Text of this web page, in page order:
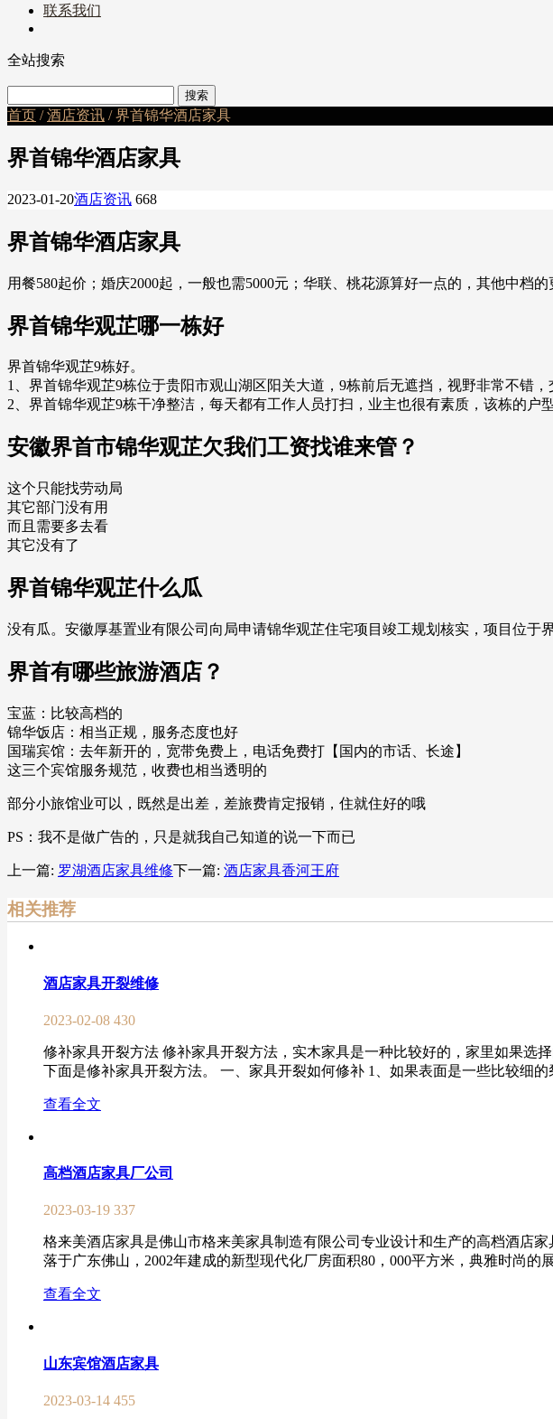
联系我们
全站搜索
首页 /酒店资讯 / 界首锦华酒店家具
界首锦华酒店家具
2023-01-20酒店资讯 668
界首锦华酒店家具
用餐580起价；婚庆2000起，一般也需5000元；华联、桃花源算好一点的，其他中档
界首锦华观芷哪一栋好
界首锦华观芷9栋好。
1、界首锦华观芷9栋位于贵阳市观山湖区阳关大道，9栋前后无遮挡，视野非常不错，
2、界首锦华观芷9栋干净整洁，每天都有工作人员打扫，业主也很有素质，该栋的户
安徽界首市锦华观芷欠我们工资找谁来管？
这个只能找劳动局
其它部门没有用
而且需要多去看
其它没有了
界首锦华观芷什么瓜
没有瓜。安徽厚基置业有限公司向局申请锦华观芷住宅项目竣工规划核实，项目位于
界首有哪些旅游酒店？
宝蓝：比较高档的
锦华饭店：相当正规，服务态度也好
国瑞宾馆：去年新开的，宽带免费上，电话免费打【国内的市话、长途】
这三个宾馆服务规范，收费也相当透明的
部分小旅馆业可以，既然是出差，差旅费肯定报销，住就住好的哦
PS：我不是做广告的，只是就我自己知道的说一下而已
上一篇: 罗湖酒店家具维修下一篇: 酒店家具香河王府
相关推荐
酒店家具开裂维修
2023-02-08 430
修补家具开裂方法 修补家具开裂方法，实木家具是一种比较好的，家里如果选
下面是修补家具开裂方法。 一、家具开裂如何修补 1、如果表面是一些比较细的
查看全文
高档酒店家具厂公司
2023-03-19 337
格来美酒店家具是佛山市格来美家具制造有限公司专业设计和生产的高档酒店
落于广东佛山，2002年建成的新型现代化厂房面积80，000平方米，典雅时尚的
查看全文
山东宾馆酒店家具
2023-03-14 455